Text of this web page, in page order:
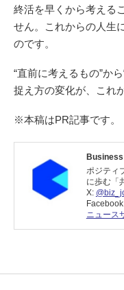
終活を早くから考える
せん。これからの人生
のです。
“直前に考えるもの”か
捉え方の変化が、これ
※本稿はPR記事です。
ポジティ
に歩む「
X:
ニュース